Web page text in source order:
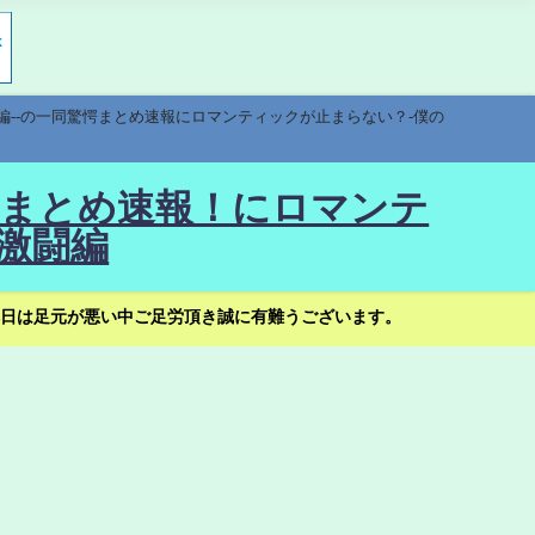
の一同驚愕まとめ速報にロマンティックが止まらない？-僕の
とめ速報！にロマンテ
闘編
足元が悪い中ご足労頂き誠に有難うございます。